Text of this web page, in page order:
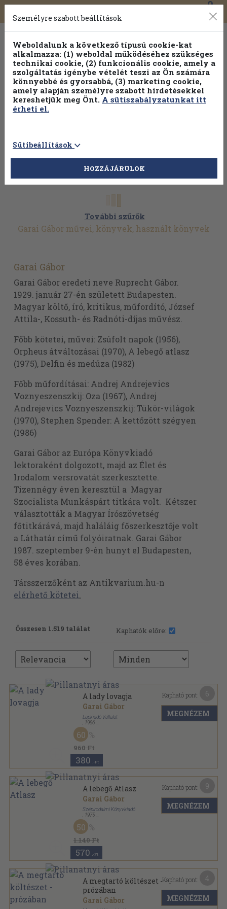
Toggle
navigation
0
További szűrők
Garai Gábor művei, könyvek, használt könyvek
Garai Gábor
Garai Gábor eredeti neve Ruprecht Gábor.
1929. január 27-én született Budapesten.
Magyar költő, író, kritikus, műfordító, József
Attila-, Kossuth- és Radnóti-díjas művész.
Főbb kötetei, művei: Zsúfolt napok (1956),
Orpheus átváltozásai (1970), A lebegő atlasz
(1975), Delfin és medúza (1982)
Főbb műfordításai: Andrej Andrejevics
Voznyeszenszkij: Oza (1967), Andrej
Andrejevics Voznyeszenszkij: Tükör-világok
(1970), Stephen Spender: A kettőzött szégyen
(1986)
Garai Gábor az Európa Könyvkiadó
lektoraként dolgozott, majd az Élet és
Irodalom versrovatát szerkesztette.
Tizennégy éven keresztül a Magyar
Szocialista Munkáspárt titkára volt. Kétszer
választották a Magyar Írószövetség
főtitkárává, majd haláláig főszerkesztője volt
a Láthatár című folyóiratnak. Garai Gábor
1987. szeptember 9-én hunyt el Budapesten,
58 éves korában.
Társszerzőként az Antikvarium.hu-n
elérhető kötetei
Összesen 1.519 találat Kaphatók előre:
A lady lovagja
Garai Gábor
Lapkiadó Vállalat
1986
Ragasztott papírkötés
960 Ft
60
380 ,-Ft
Kapható pont:
MEGNÉZEM
A lebegő Atlasz
Garai Gábor
Szépirodalmi Könyvkiadó
1975
Vászon
1.140 Ft
50
570 ,-Ft
Kapható pont:
MEGNÉZEM
A megtartó költészet -
prózában
Garai Gábor
Kapható pont:
MEGNÉZEM
Személyre szabott beállítások
Weboldalunk a következő típusú cookie-kat
alkalmazza: (1) weboldal működéséhez szükséges
technikai cookie, (2) funkcionális cookie, amely a
szolgáltatás igénybe vételét teszi az Ön számára
könnyebbé és gyorsabbá, (3) marketing cookie,
amely alapján személyre szabott hirdetésekkel
kereshetjük meg Önt. A sütiszabályzatunkat itt
érheti el.
Sütibeállítások
HOZZÁJÁRULOK